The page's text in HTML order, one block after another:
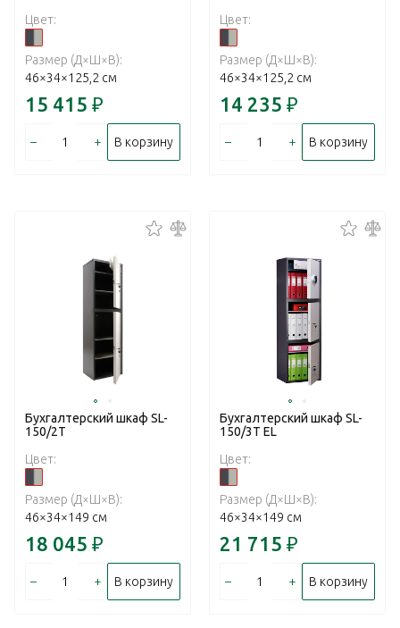
Цвет:
Размер (Д×Ш×В):
46×34×125,2 см
15 415 ₽
– + В корзину
Цвет:
Размер (Д×Ш×В):
46×34×125,2 см
14 235 ₽
– + В корзину
Бухгалтерский шкаф SL-
150/2T
Цвет:
Размер (Д×Ш×В):
46×34×149 см
18 045 ₽
– + В корзину
Бухгалтерский шкаф SL-
150/3T EL
Цвет:
Размер (Д×Ш×В):
46×34×149 см
21 715 ₽
– + В корзину